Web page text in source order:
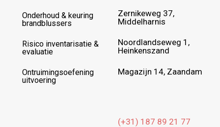
Onderhoud & keuring
brandblussers
Risico inventarisatie &
evaluatie
Ontruimingsoefening
uitvoering
Zernikeweg 37,
Middelharnis
Noordlandseweg 1,
Heinkenszand
Magazijn 14, Zaandam
(+31) 187 89 21 77